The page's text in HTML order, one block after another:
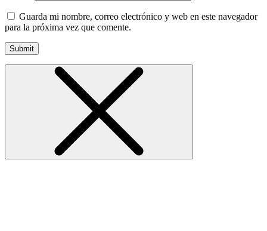
Guarda mi nombre, correo electrónico y web en este navegador
para la próxima vez que comente.